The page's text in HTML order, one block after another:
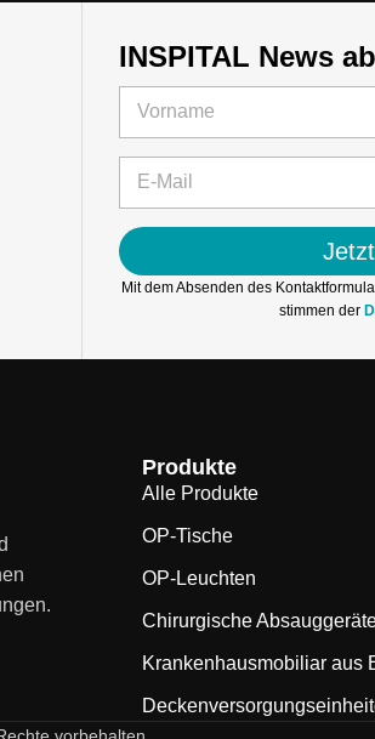
INSPITAL News
m
M
a
i
Mit dem Absenden des
stimmen der
Produkte
Alle Produkte
OP-Tische
OP-Leuchten
Chirurgische
Krankenhausmobiliar aus